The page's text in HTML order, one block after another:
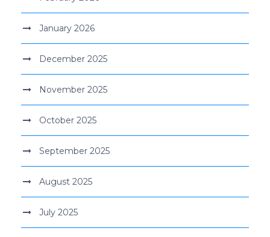
January 2026
December 2025
November 2025
October 2025
September 2025
August 2025
July 2025